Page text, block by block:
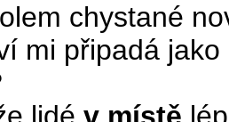
chystané
mi připadá